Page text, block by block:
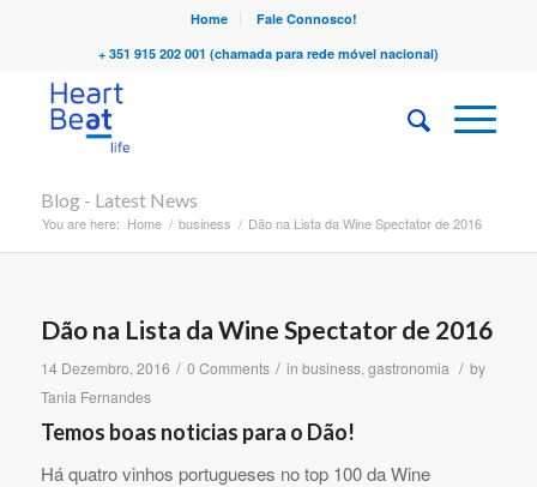
Home
Fale Connosco!
+ 351 915 202 001 (chamada para rede móvel nacional)
Blog - Latest News
You are here: Home / business / Dão na Lista da Wine Spectator de 2016
Dão na Lista da Wine Spectator de 2016
14 Dezembro, 2016 / 0 Comments / in business, gastronomia / by
Tania Fernandes
Temos boas noticias para o Dão!
Há quatro vinhos portugueses no top 100 da Wine